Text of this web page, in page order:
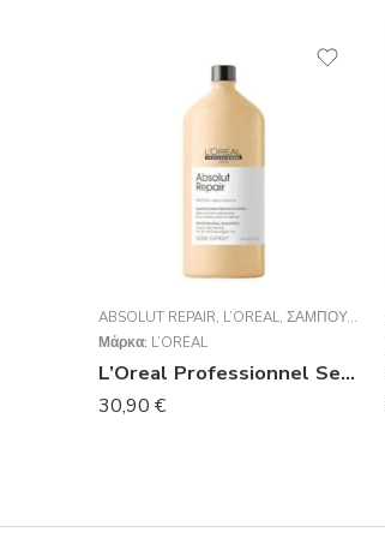
ABSOLUT REPAIR, L’ORÉAL, ΣΑΜΠΟΥΆΝ
Μάρκα: L’ORÉAL
L’Oreal Professionnel Serie Expert Absolut Repair Shampoo Για Ταλαιπωρημένα Μαλλιά 1500ml
30,90 €